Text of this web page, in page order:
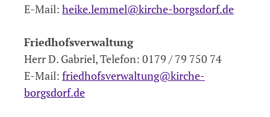
E-Mail: heike.lemmel@kirche-borgsdorf.de
Friedhofsverwaltung
Herr D. Gabriel, Telefon: 0179 / 79 750 74
E-Mail: friedhofsverwaltung@kirche-
borgsdorf.de